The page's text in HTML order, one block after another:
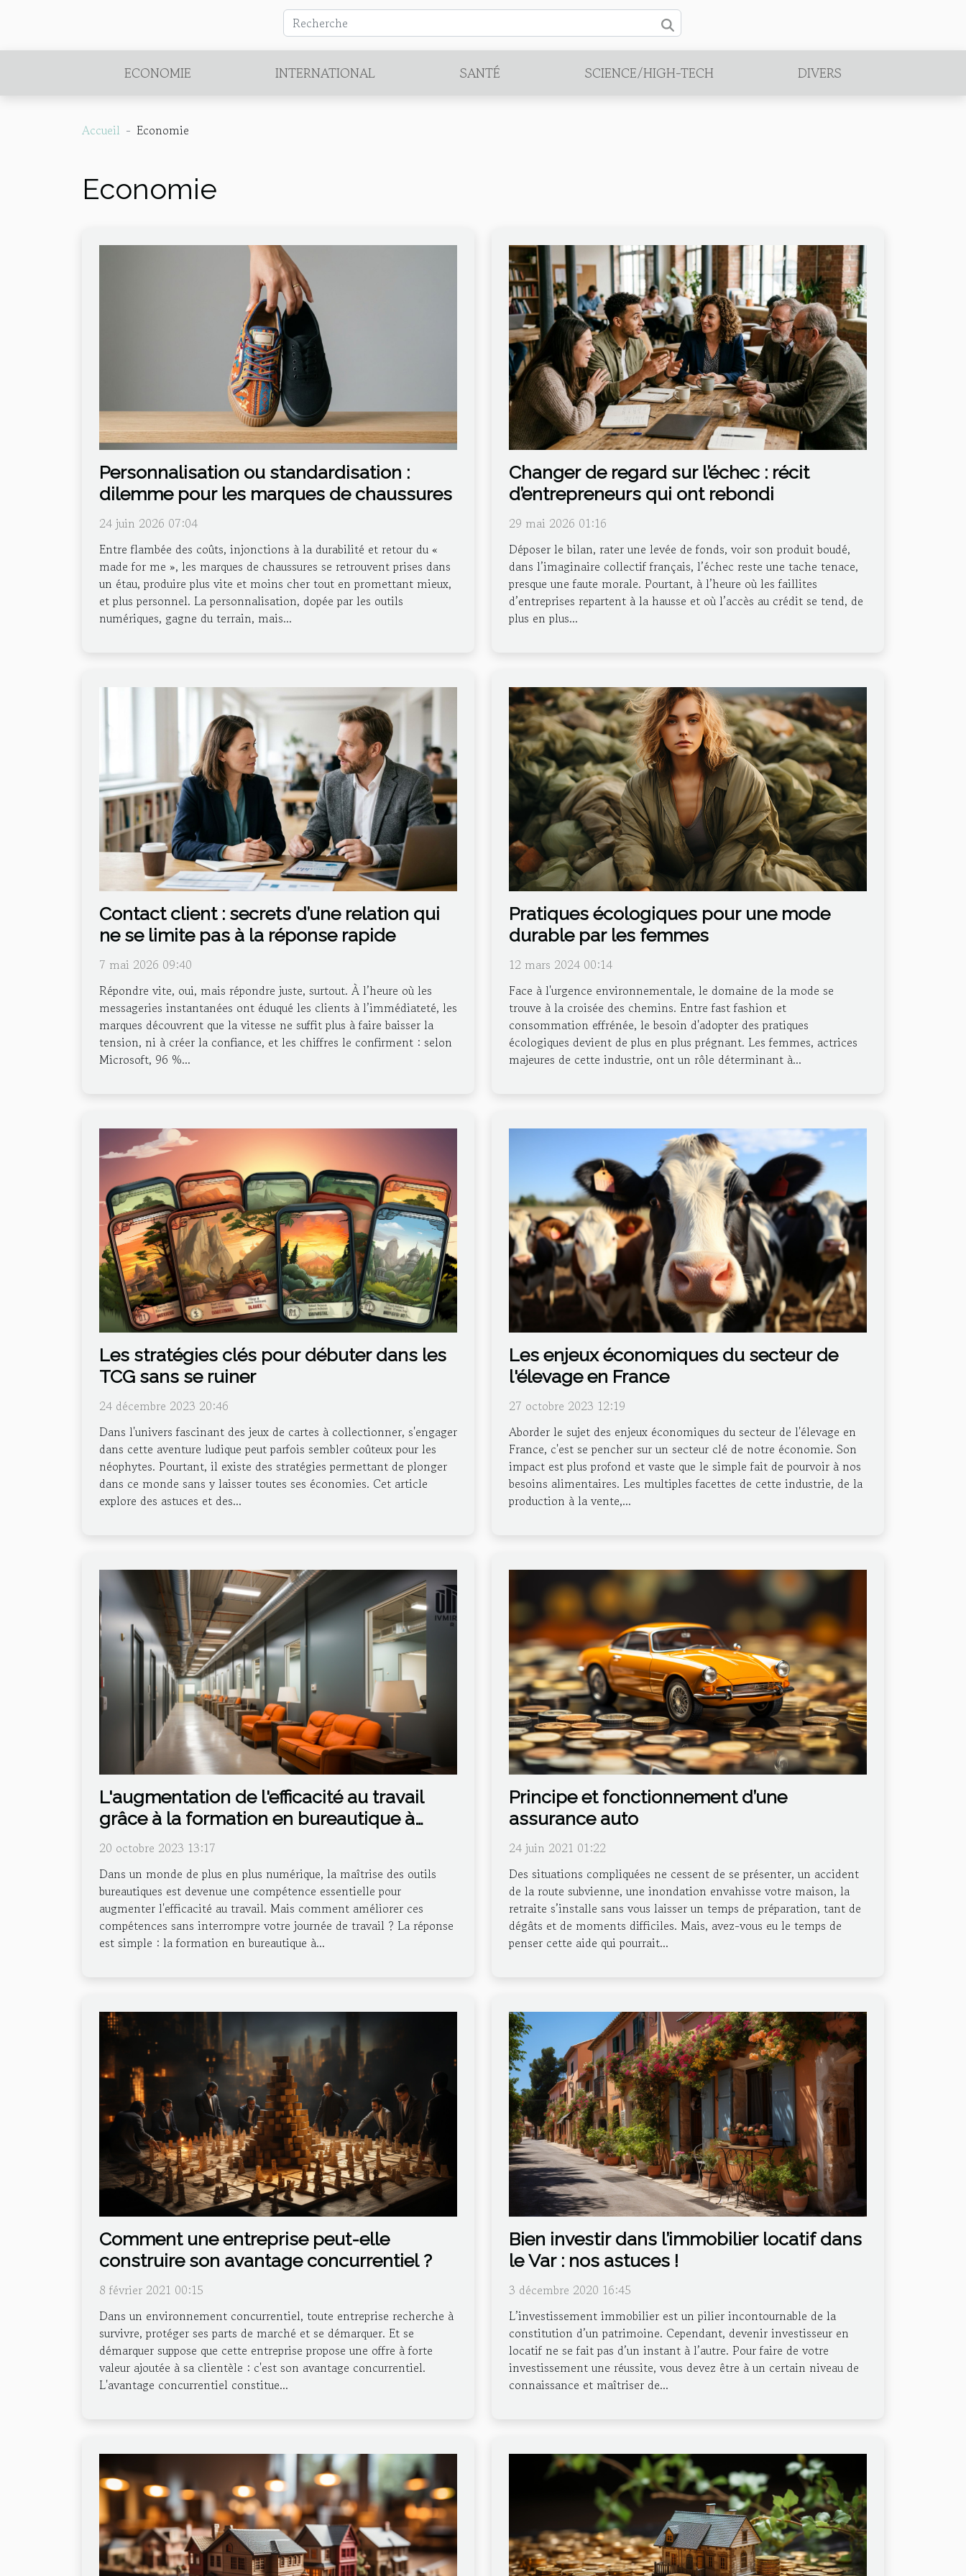
ECONOMIE INTERNATIONAL SANTÉ SCIENCE/HIGH-TECH DIVERS
Accueil Economie
Economie
Personnalisation ou standardisation :
dilemme pour les marques de chaussures
24 juin 2026 07:04
Entre flambée des coûts, injonctions à la durabilité et retour du «
made for me », les marques de chaussures se retrouvent prises dans
un étau, produire plus vite et moins cher tout en promettant mieux,
et plus personnel. La personnalisation, dopée par les outils
numériques, gagne du terrain, mais...
Changer de regard sur l’échec : récit
d’entrepreneurs qui ont rebondi
29 mai 2026 01:16
Déposer le bilan, rater une levée de fonds, voir son produit boudé,
dans l’imaginaire collectif français, l’échec reste une tache tenace,
presque une faute morale. Pourtant, à l’heure où les faillites
d’entreprises repartent à la hausse et où l’accès au crédit se tend, de
plus en plus...
Contact client : secrets d’une relation qui
ne se limite pas à la réponse rapide
7 mai 2026 09:40
Répondre vite, oui, mais répondre juste, surtout. À l’heure où les
messageries instantanées ont éduqué les clients à l’immédiateté, les
marques découvrent que la vitesse ne suffit plus à faire baisser la
tension, ni à créer la confiance, et les chiffres le confirment : selon
Microsoft, 96 %...
Pratiques écologiques pour une mode
durable par les femmes
12 mars 2024 00:14
Face à l'urgence environnementale, le domaine de la mode se
trouve à la croisée des chemins. Entre fast fashion et
consommation effrénée, le besoin d'adopter des pratiques
écologiques devient de plus en plus prégnant. Les femmes, actrices
majeures de cette industrie, ont un rôle déterminant à...
Les stratégies clés pour débuter dans les
TCG sans se ruiner
24 décembre 2023 20:46
Dans l'univers fascinant des jeux de cartes à collectionner, s'engager
dans cette aventure ludique peut parfois sembler coûteux pour les
néophytes. Pourtant, il existe des stratégies permettant de plonger
dans ce monde sans y laisser toutes ses économies. Cet article
explore des astuces et des...
Les enjeux économiques du secteur de
l'élevage en France
27 octobre 2023 12:19
Aborder le sujet des enjeux économiques du secteur de l'élevage en
France, c'est se pencher sur un secteur clé de notre économie. Son
impact est plus profond et vaste que le simple fait de pourvoir à nos
besoins alimentaires. Les multiples facettes de cette industrie, de la
production à la vente,...
L'augmentation de l'efficacité au travail
grâce à la formation en bureautique à
distance
20 octobre 2023 13:17
Dans un monde de plus en plus numérique, la maîtrise des outils
bureautiques est devenue une compétence essentielle pour
augmenter l'efficacité au travail. Mais comment améliorer ces
compétences sans interrompre votre journée de travail ? La réponse
est simple : la formation en bureautique à...
Principe et fonctionnement d’une
assurance auto
24 juin 2021 01:22
Des situations compliquées ne cessent de se présenter, un accident
de la route subvienne, une inondation envahisse votre maison, la
retraite s’installe sans vous laisser un temps de préparation, tant de
dégâts et de moments difficiles. Mais, avez-vous eu le temps de
penser cette aide qui pourrait...
Comment une entreprise peut-elle
construire son avantage concurrentiel ?
8 février 2021 00:15
Dans un environnement concurrentiel, toute entreprise recherche à
survivre, protéger ses parts de marché et se démarquer. Et se
démarquer suppose que cette entreprise propose une offre à forte
valeur ajoutée à sa clientèle : c'est son avantage concurrentiel.
L'avantage concurrentiel constitue...
Bien investir dans l’immobilier locatif dans
le Var : nos astuces !
3 décembre 2020 16:45
L’investissement immobilier est un pilier incontournable de la
constitution d’un patrimoine. Cependant, devenir investisseur en
locatif ne se fait pas d’un instant à l’autre. Pour faire de votre
investissement une réussite, vous devez être à un certain niveau de
connaissance et maîtriser de...